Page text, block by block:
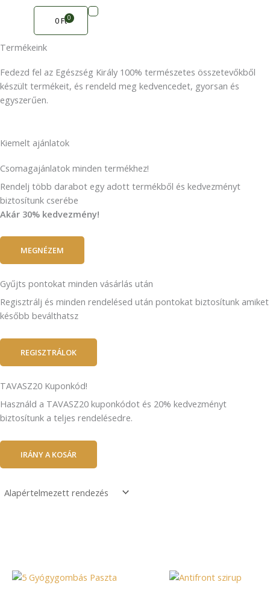
0Ft0
Cart
Termékeink
Fedezd fel az Egészség Király 100% természetes összetevőkből
készült termékeit, és rendeld meg kedvencedet, gyorsan és
egyszerűen.
Kiemelt ajánlatok
Csomagajánlatok minden termékhez!
Rendelj több darabot egy adott termékből és kedvezményt
biztosítunk cserébe
Akár 30% kedvezmény!
MEGNÉZEM
Gyűjts pontokat minden vásárlás után
Regisztrálj és minden rendelésed után pontokat biztosítunk amiket
később beválthatsz
REGISZTRÁLOK
TAVASZ20 Kuponkód!
Használd a TAVASZ20 kuponkódot és 20% kedvezményt
biztosítunk a teljes rendelésedre.
IRÁNY A KOSÁR